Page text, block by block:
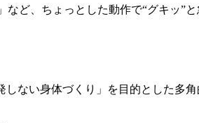
ど、ちょっとした動作で“グキッ”
ない身体づくり」を目的とした多角